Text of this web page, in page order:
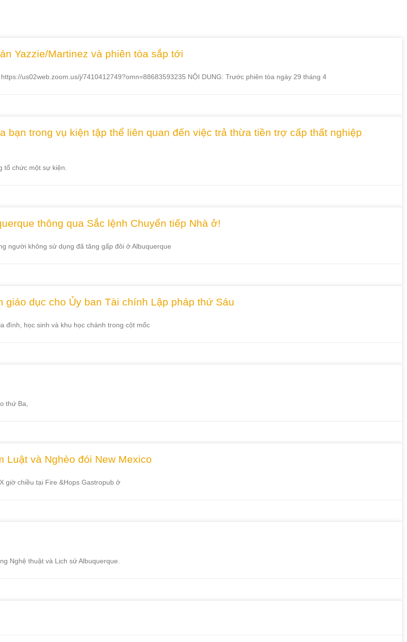
Yazzie/Martinez và phiên tòa sắp tới
us02web.zoom.us/j/7410412749?omn=88683593235 NỘI DUNG: Trước phiên tòa ngày 29 tháng 4
bạn trong vụ kiện tập thể liên quan đến việc trả thừa tiền trợ cấp thất nghiệp
tổ chức một sự kiện.
thông qua Sắc lệnh Chuyển tiếp Nhà ở!
người không sử dụng đã tăng gấp đôi ở Albuquerque
dục cho Ủy ban Tài chính Lập pháp thứ Sáu
đình, học sinh và khu học chánh trong cột mốc
thứ Ba,
Luật và Nghèo đói New Mexico
giờ chiều tại Fire &Hops Gastropub ở
Nghệ thuật và Lịch sử Albuquerque.